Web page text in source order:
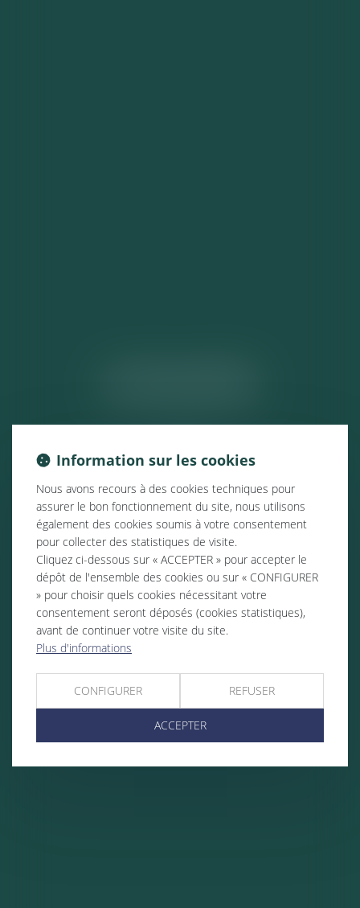
Information sur les cookies
Nous avons recours à des cookies techniques pour
assurer le bon fonctionnement du site, nous utilisons
également des cookies soumis à votre consentement
pour collecter des statistiques de visite.
Cliquez ci-dessous sur « ACCEPTER » pour accepter le
dépôt de l'ensemble des cookies ou sur « CONFIGURER
» pour choisir quels cookies nécessitant votre
consentement seront déposés (cookies statistiques),
avant de continuer votre visite du site.
Plus d'informations
CONFIGURER REFUSER
ACCEPTER